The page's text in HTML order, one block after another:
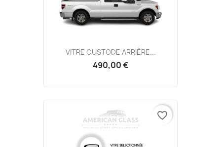
VITRE CUSTODE ARRIÈRE...
490,00 €
favorite_border